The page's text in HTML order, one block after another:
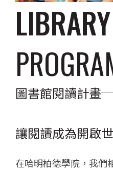
LIBRARY
圖書館閱讀計畫
讓閱讀成為開啟
在哈明柏德學院，我們